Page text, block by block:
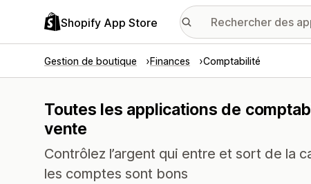
Shopify App Store
Gestion de boutique Finances Comptabilité
Toutes les applications de
vente
Contrôlez l’argent qui entre et sort de la
les comptes sont bons